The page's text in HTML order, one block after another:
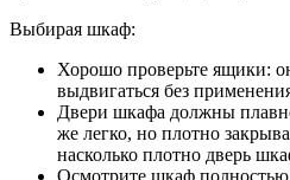
Выбирая шкаф:
Хорошо проверьте ящики:
выдвигаться без
Двери шкафа должны
же легко, но плотно
насколько плотно дверь
Осмотрите шкаф полностью